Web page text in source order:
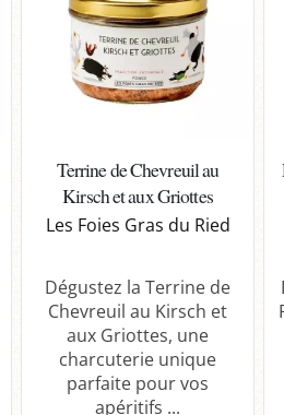
Terrine de Chevreuil au
Kirsch et aux Griottes
Les Foies Gras du Ried
Dégustez la Terrine de
Chevreuil au Kirsch et
aux Griottes, une
charcuterie unique
parfaite pour vos
apéritifs ...